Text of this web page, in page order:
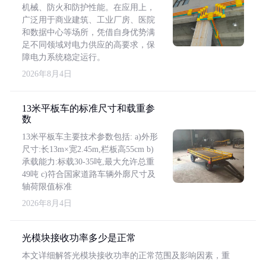
机械、防火和防护性能。在应用上，
广泛用于商业建筑、工业厂房、医院
和数据中心等场所，凭借自身优势满
足不同领域对电力供应的高要求，保
障电力系统稳定运行。
2026年8月4日
13米平板车的标准尺寸和载重参
数
13米平板车主要技术参数包括: a)外形
尺寸:长13m×宽2.45m,栏板高55cm b)
承载能力:标载30-35吨,最大允许总重
49吨 c)符合国家道路车辆外廓尺寸及
轴荷限值标准
2026年8月4日
光模块接收功率多少是正常
本文详细解答光模块接收功率的正常范围及影响因素，重